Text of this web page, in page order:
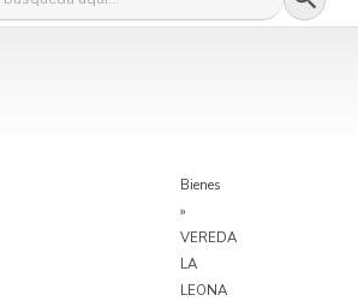
Bienes
»
VEREDA
LA
LEONA